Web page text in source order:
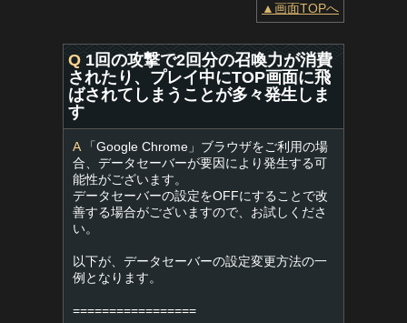
▲画面TOPへ
Q 1回の攻撃で2回分の召喚力が消費
されたり、プレイ中にTOP画面に飛
ばされてしまうことが多々発生しま
す
A「Google Chrome」ブラウザをご利用の場
合、データセーバーが要因により発生する可
能性がございます。
データセーバーの設定をOFFにすることで改
善する場合がございますので、お試しくださ
い。
以下が、データセーバーの設定変更方法の一
例となります。
=================